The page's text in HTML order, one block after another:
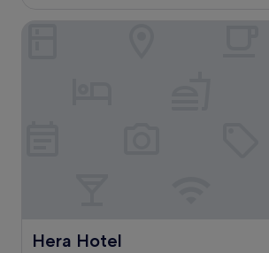
Bewertungen)
Hera Hotel
Hera Hotel